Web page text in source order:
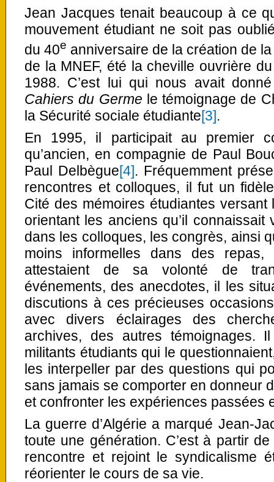
Jean Jacques tenait beaucoup à ce
mouvement étudiant ne soit pas
du 40e anniversaire de la création de
de la MNEF, été la cheville ouvrière
1988. C’est lui qui nous avait
Cahiers du Germe le témoignage de
la Sécurité sociale étudiante[3].
En 1995, il participait au premier
qu’ancien, en compagnie de Paul
Paul Delbègue[4]. Fréquemment
rencontres et colloques, il fut un
Cité des mémoires étudiantes
orientant les anciens qu’il
dans les colloques, les congrès, ainsi
moins informelles dans des
attestaient de sa volonté de
événements, des anecdotes, il les
discutions à ces précieuses
avec divers éclairages des
archives, des autres témoignages.
militants étudiants qui le
les interpeller par des questions qui
sans jamais se comporter en donneur
et confronter les expériences passées
La guerre d’Algérie a marqué Jean-
toute une génération. C’est à partir
rencontre et rejoint le syndicalisme
réorienter le cours de sa vie.